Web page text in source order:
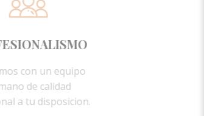
PROFESIONALISMO
Contamos con un equipo
humano de calidad
exepcional a tu disposicion.